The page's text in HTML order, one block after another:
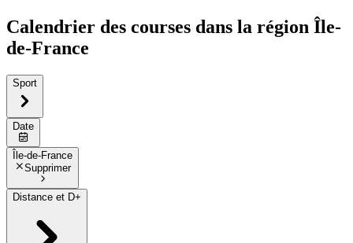
Calendrier des courses dans la région Île-
de-France
Sport
Date
Île-de-France
Supprimer
Distance et D+